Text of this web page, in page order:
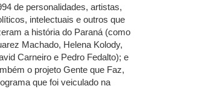
de personalidades, artistas,
intelectuais e outros que
a história do Paraná (como
Machado, Helena Kolody,
Carneiro e Pedro Fedalto); e
o projeto Gente que Faz,
que foi veiculado na